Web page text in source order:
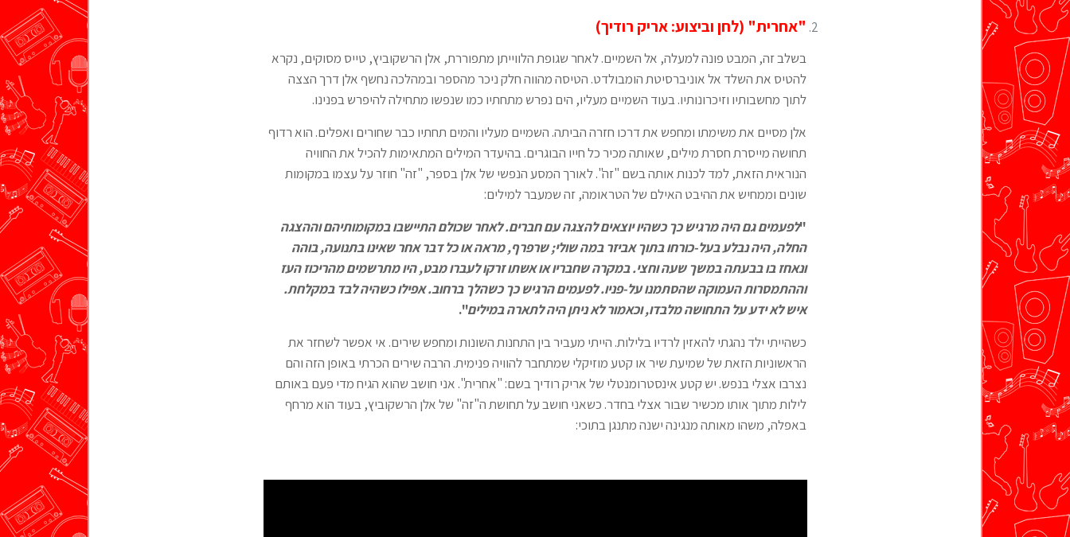
"אחרית" (לחן וביצוע: אריק רודיך)
בשלב זה, המבט פונה למעלה, אל השמיים. לאחר שגופת הלווייתן מתפוררת, אלן הרשקוביץ, טייס מסוקים, נקרא
להטיס את השלד אל אוניברסיטת הומבולדט. הטיסה מהווה חלק ניכר מהספר ובמהלכה נחשף אלן דרך הצצה
לתוך מחשבותיו וזיכרונותיו. בעוד השמיים מעליו, הים נפרש מתחתיו כמו שנפשו מתחילה להיפרש בפנינו.
אלן מסיים את משימתו ומחפש את דרכו חזרה הביתה. השמיים מעליו והמים תחתיו כבר שחורים ואפלים. הוא רדוף
תחושה מייסרת חסרת מילים, שאותה מכיר כל חייו הבוגרים. בהיעדר המילים המתאימות להכיל את החוויה
הנוראית הזאת, למד לכנות אותה בשם "זה". לאורך המסע הנפשי של אלן בספר, "זה" חוזר על עצמו במקומות
שונים וממחיש את ההיבט האילם של הטראומה, זה שמעבר למילים:
"לפעמים גם היה מרגיש כך כשהיו יוצאים להצגה עם חברים. לאחר שכולם התיישבו במקומותיהם וההצגה
החלה, היה נבלע בעל-כורחו בתוך אביזר במה שולי; שרפרף, מראה או כל דבר אחר שאינו בתנועה, בוהה
ונאחז בו בבעתה במשך שעה וחצי. במקרה שחבריו או אשתו זרקו לעברו מבט, היו מתרשמים מהריכוז העז
וההתמסרות העמוקה שהסתמנו על-פניו. לפעמים הרגיש כך כשהלך ברחוב. אפילו כשהיה לבד במקלחת.
איש לא ידע על התחושה מלבדו, וכאמור לא ניתן היה לתארה במילים".
כשהייתי ילד נהגתי להאזין לרדיו בלילות. הייתי מעביר בין התחנות השונות ומחפש שירים. אי אפשר לשחזר את
הראשוניות הזאת של שמיעת שיר או קטע מוזיקלי שמתחבר להוויה פנימית. הרבה שירים הכרתי באופן הזה והם
נצרבו אצלי בנפש. יש קטע אינסטרומנטלי של אריק רודיך בשם: "אחרית". אני חושב שהוא הגיח מדי פעם באותם
לילות מתוך אותו מכשיר שבור אצלי בחדר. כשאני חושב על תחושת ה"זה" של אלן הרשקוביץ, בעוד הוא מרחף
באפלה, משהו מאותה מנגינה ישנה מתנגן בתוכי: